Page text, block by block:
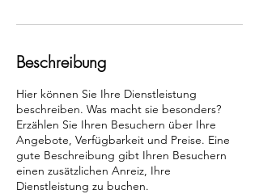
Beschreibung
Hier können Sie Ihre Dienstleistung
beschreiben. Was macht sie besonders?
Erzählen Sie Ihren Besuchern über Ihre
Angebote, Verfügbarkeit und Preise. Eine
gute Beschreibung gibt Ihren Besuchern
einen zusätzlichen Anreiz, Ihre
Dienstleistung zu buchen.